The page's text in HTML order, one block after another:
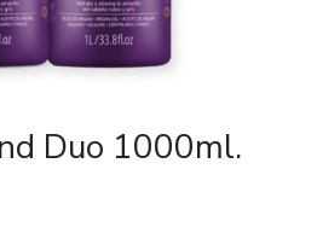
Duo 1000ml.